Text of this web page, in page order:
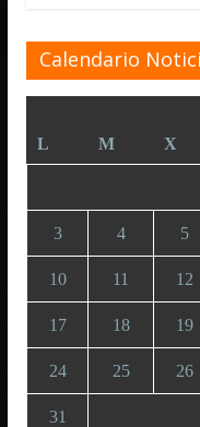
Calendario
L
M X
3 4 5
10 11 12
17 18 19
24 25 26
31